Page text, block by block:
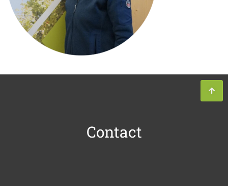
Contact